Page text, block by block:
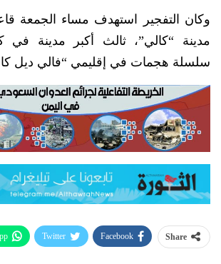
وكان التفجير استهدف مساء الجمعة
مدينة “كالي”، ثالث أكبر مدينة في
سلسلة هجمات في إقليمي “فالي ديل
Share
Facebook
Twitter